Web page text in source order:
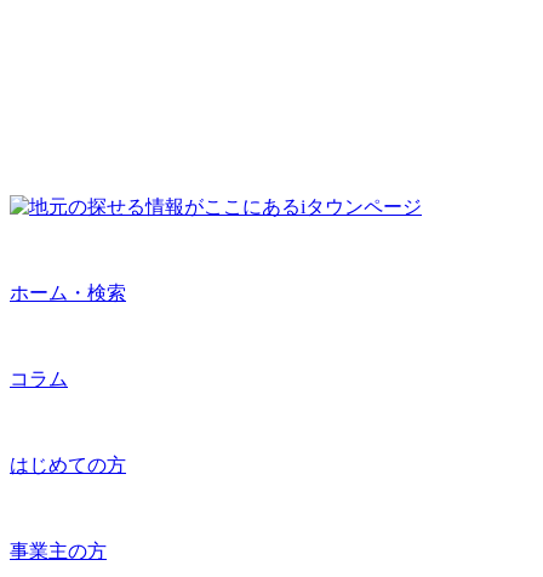
ホーム・検索
コラム
はじめての方
事業主の方